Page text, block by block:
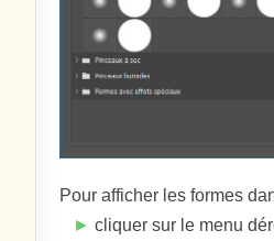
Pour afficher les formes
► cliquer sur le menu